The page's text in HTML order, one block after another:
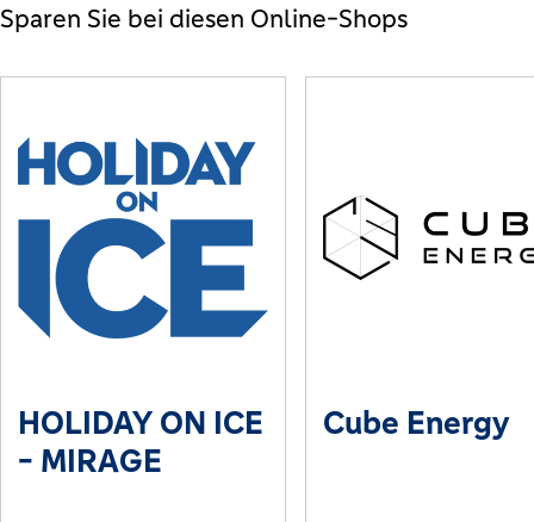
Sparen Sie bei diesen Online-Shops
HOLIDAY ON ICE
- MIRAGE
Cube Energy